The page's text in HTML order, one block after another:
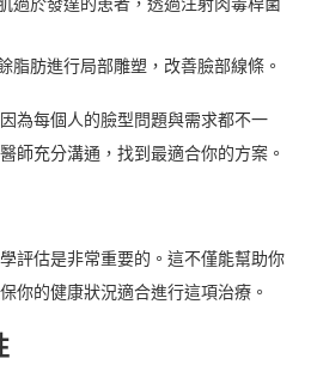
過於發達的患者，透過注射肉毒桿菌
脂肪進行局部雕塑，改善臉部線條。
為每個人的臉型問題與需求都不一
師充分溝通，找到最適合你的方案。
評估是非常重要的。這不僅能幫助你
你的健康狀況適合進行這項治療。